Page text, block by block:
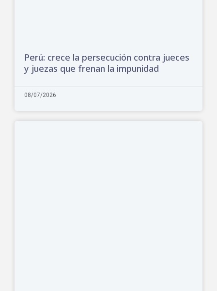
Perú: crece la persecución contra jueces
y juezas que frenan la impunidad
08/07/2026